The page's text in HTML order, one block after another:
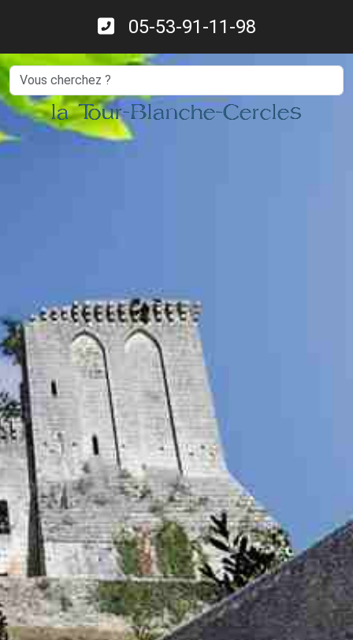
05-53-91-11-98
Search
la Tour-Blanche-Cercles